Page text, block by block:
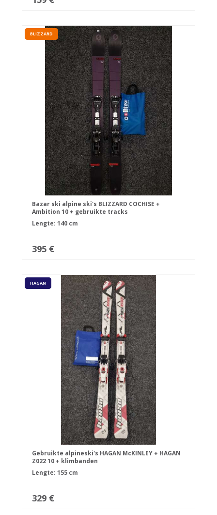
BLIZZARD
Bazar ski alpine ski's BLIZZARD COCHISE +
Ambition 10 + gebruikte tracks
Lengte: 140 cm
395 €
HAGAN
Gebruikte alpineski's HAGAN McKINLEY + HAGAN
Z022 10 + klimbanden
Lengte: 155 cm
329 €